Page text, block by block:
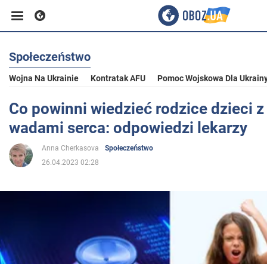
Biznes
Sport
Rozrywka
Społeczeństwo
Społeczeństwo
Wojna Na Ukrainie Kontratak AFU Pomoc Wojskowa Dla
Co powinni wiedzieć rodzice dzieci
wadami serca: odpowiedzi lekarzy
Anna Cherkasova
Społeczeństwo
26.04.2023 02:28